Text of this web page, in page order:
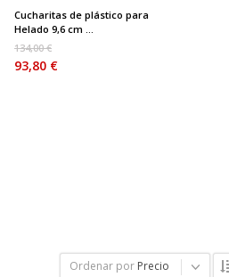
Cucharitas de plástico para
Helado 9,6 cm ...
134,00 €
93,80 €
Ordenar por Precio